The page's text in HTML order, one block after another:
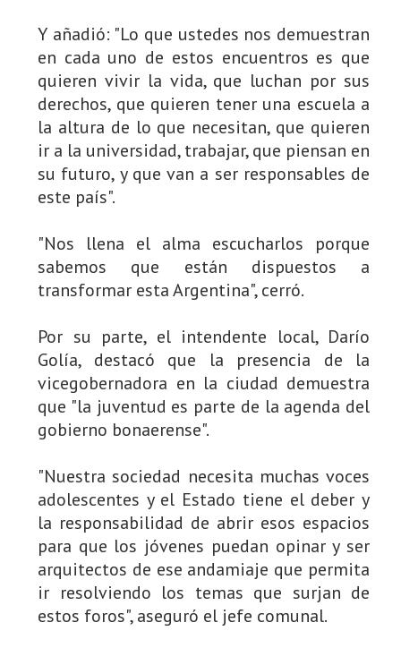
Y añadió: "Lo que ustedes nos demuestran
en cada uno de estos encuentros es que
quieren vivir la vida, que luchan por sus
derechos, que quieren tener una escuela a
la altura de lo que necesitan, que quieren
ir a la universidad, trabajar, que piensan en
su futuro, y que van a ser responsables de
este país".
"Nos llena el alma escucharlos porque
sabemos que están dispuestos a
transformar esta Argentina", cerró.
Por su parte, el intendente local, Darío
Golía, destacó que la presencia de la
vicegobernadora en la ciudad demuestra
que "la juventud es parte de la agenda del
gobierno bonaerense".
"Nuestra sociedad necesita muchas voces
adolescentes y el Estado tiene el deber y
la responsabilidad de abrir esos espacios
para que los jóvenes puedan opinar y ser
arquitectos de ese andamiaje que permita
ir resolviendo los temas que surjan de
estos foros", aseguró el jefe comunal.